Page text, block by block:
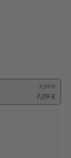
7,39 €
7,09 €